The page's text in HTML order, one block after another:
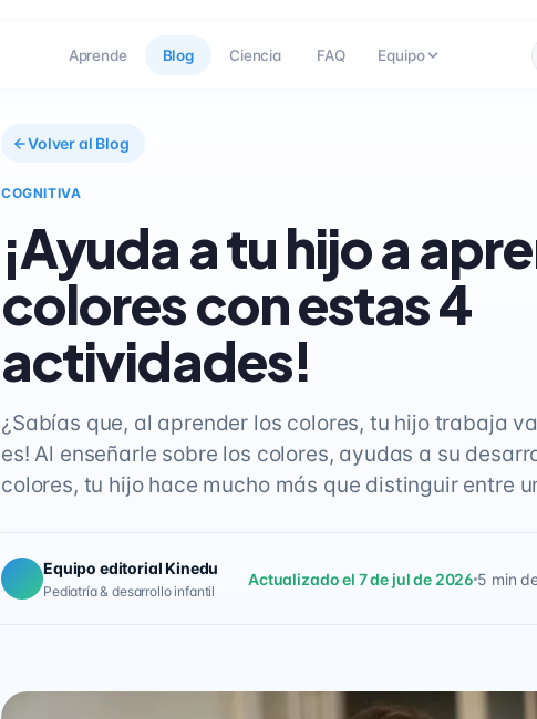
Aprende Blog Ciencia FAQ Equipo
Volver al Blog
COGNITIVA
¡Ayuda a tu hijo a
colores con estas 4
actividades!
¿Sabías que, al aprender los colores, tu hijo trabaja
es! Al enseñarle sobre los colores, ayudas a su
colores, tu hijo hace mucho más que distinguir entre
Equipo editorial Kinedu
Pediatría & desarrollo infantil
Actualizado el 7 de jul de 2026 5 min